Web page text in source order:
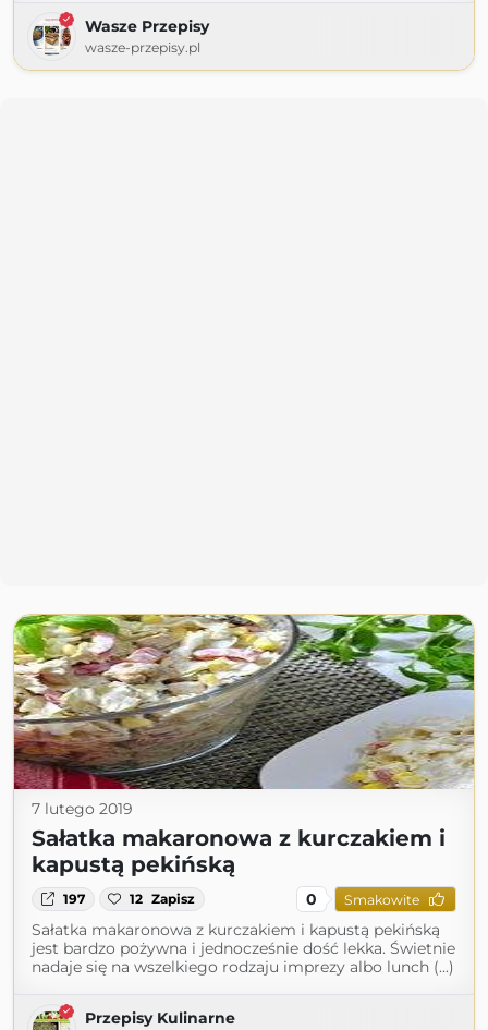
Wasze Przepisy
wasze-przepisy.pl
7 lutego 2019
Sałatka makaronowa z kurczakiem i
kapustą pekińską
197 12 Zapisz 0 Smakowite
Sałatka makaronowa z kurczakiem i kapustą pekińską
jest bardzo pożywna i jednocześnie dość lekka. Świetnie
nadaje się na wszelkiego rodzaju imprezy albo lunch (...)
Przepisy Kulinarne